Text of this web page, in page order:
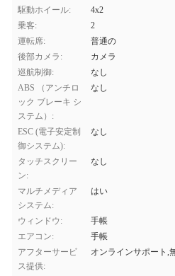
駆動ホイール:
4x2
乗客:
2
運転席:
普通の
後部カメラ:
カメラ
巡航制御:
なし
ABS （アンチロ
ック ブレーキ シ
ステム）:
なし
ESC (電子安定制
御システム):
なし
タッチスクリー
ン:
なし
マルチメディア
システム:
はい
ウィンドウ:
手帳
エアコン:
手帳
アフターサービ
ス提供:
オンラインサポート,